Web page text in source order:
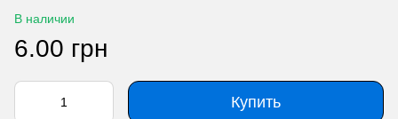
В наличии
6.00 грн
Купить